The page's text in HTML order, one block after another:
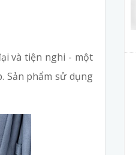
và tiện nghi - một
Sản phẩm sử dụng